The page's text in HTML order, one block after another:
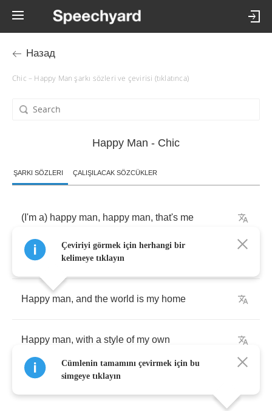
Назад
Chic – Happy Man şarkı sözleri ve çevirisi (tıklatınca)
Happy Man - Chic
ŞARKI SÖZLERI ÇALIŞILACAK SÖZCÜKLER
( I'm a) happy man, happy man, that's me
Happy man,for you all to
Happy man, and the world is my home
Happy man, with a style of my own
Çeviriyi görmek için herhangi bir
kelimeye tıklayın
Cümlenin tamamını çevirmek için bu
simgeye tıklayın